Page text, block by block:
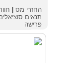
החזרי מס
תנאים
פרישה